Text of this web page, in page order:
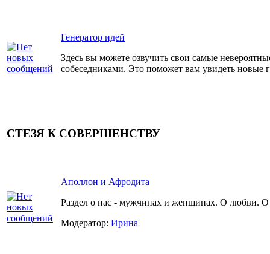
Генератор идей
Здесь вы можете озвучить свои самые
собеседниками. Это поможет вам увидеть
СТЕЗЯ К СОВЕРШЕНСТВУ
Аполлон и Афродита
Раздел о нас - мужчинах и женщинах. О любви. О
Модератор: Ирина